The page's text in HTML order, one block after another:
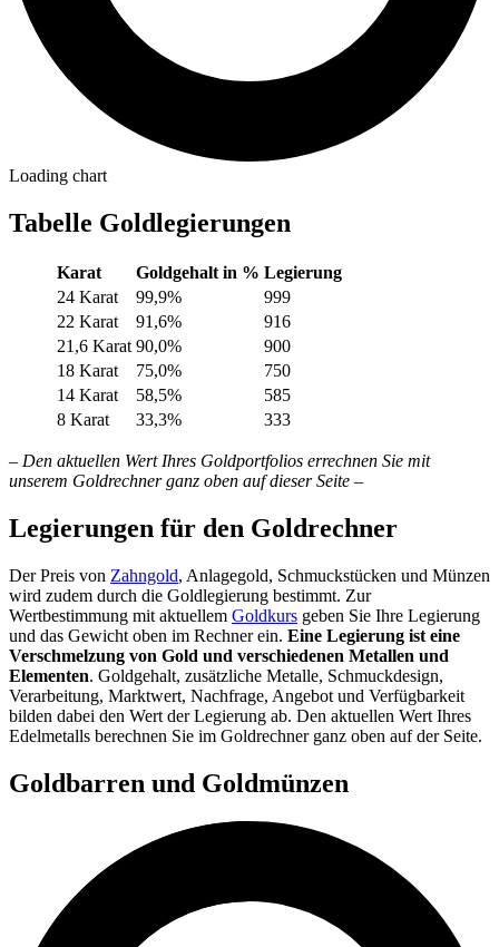
Loading chart
Tabelle Goldlegierungen
Karat Goldgehalt in % Legierung
24 Karat
99,9%
999
22 Karat
91,6%
916
21,6 Karat 90,0%
900
18 Karat
75,0%
750
14 Karat
58,5%
585
8 Karat
33,3% 333
– Den aktuellen Wert Ihres Goldportfolios errechnen Sie mit
unserem Goldrechner ganz oben auf dieser Seite –
Legierungen für den Goldrechner
Der Preis von Zahngold, Anlagegold, Schmuckstücken und Münzen
wird zudem durch die Goldlegierung bestimmt. Zur
Wertbestimmung mit aktuellem Goldkurs geben Sie Ihre Legierung
und das Gewicht oben im Rechner ein. Eine Legierung ist eine
Verschmelzung von Gold und verschiedenen Metallen und
Elementen. Goldgehalt, zusätzliche Metalle, Schmuckdesign,
Verarbeitung, Marktwert, Nachfrage, Angebot und Verfügbarkeit
bilden dabei den Wert der Legierung ab. Den aktuellen Wert Ihres
Edelmetalls berechnen Sie im Goldrechner ganz oben auf der Seite.
Goldbarren und Goldmünzen